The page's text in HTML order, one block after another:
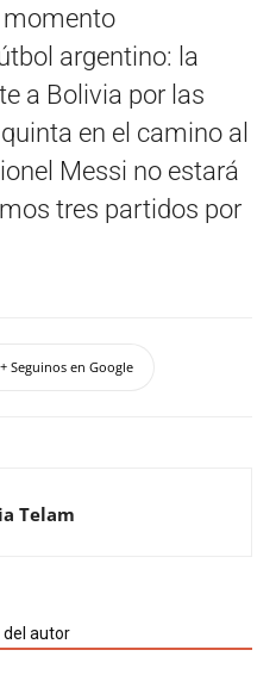
momento
argentino: la
a Bolivia por las
en el camino al
Messi no estará
tres partidos por
+ Seguinos en Google
Telam
del autor